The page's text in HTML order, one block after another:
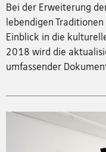
Bei der Erweiterung
lebendigen
Einblick in die
2018 wird die
umfassender